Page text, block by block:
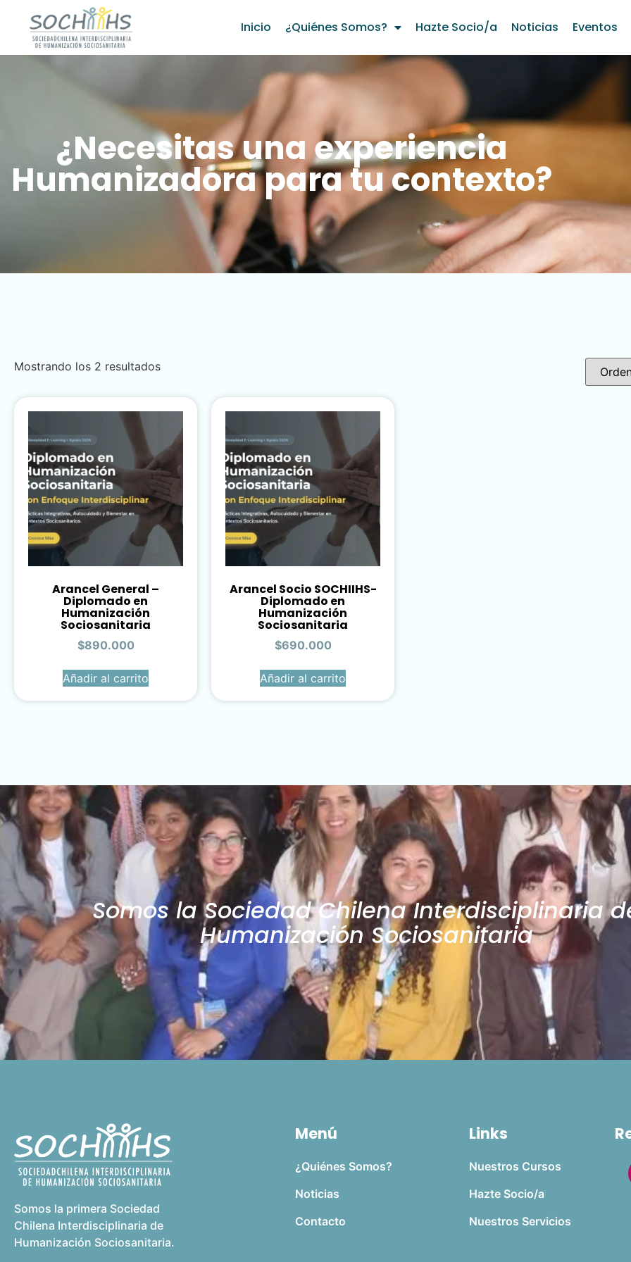
Inicio ¿Quiénes Somos? Hazte Socio/a Noticias Eventos
¿Necesitas una experiencia
Humanizadora para tu contexto?
Mostrando los 2 resultados
Arancel General –
Diplomado en
Humanización
Sociosanitaria
$890.000
Añadir al carrito
Arancel Socio SOCHIIHS-
Diplomado en
Humanización
Sociosanitaria
$690.000
Añadir al carrito
Somos la Sociedad Chilena Interdisciplinaria
Humanización Sociosanitaria
Somos la primera Sociedad
Chilena Interdisciplinaria de
Humanización Sociosanitaria.
Menú
¿Quiénes Somos?
Noticias
Contacto
Links
Nuestros Cursos
Hazte Socio/a
Nuestros Servicios